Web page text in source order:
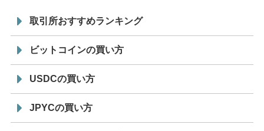
取引所おすすめランキング
ビットコインの買い方
USDCの買い方
JPYCの買い方